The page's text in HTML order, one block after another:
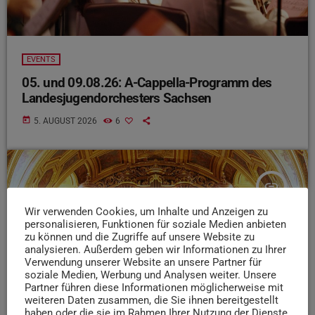
EVENTS
05. und 09.08.26: A-Cappella-Programm des
Landesjugendorchesters Sachsen
today 5. AUGUST 2026 6
insert_link
Wir verwenden Cookies, um Inhalte und Anzeigen zu
personalisieren, Funktionen für soziale Medien anbieten
zu können und die Zugriffe auf unsere Website zu
analysieren. Außerdem geben wir Informationen zu Ihrer
Verwendung unserer Website an unsere Partner für
soziale Medien, Werbung und Analysen weiter. Unsere
Partner führen diese Informationen möglicherweise mit
weiteren Daten zusammen, die Sie ihnen bereitgestellt